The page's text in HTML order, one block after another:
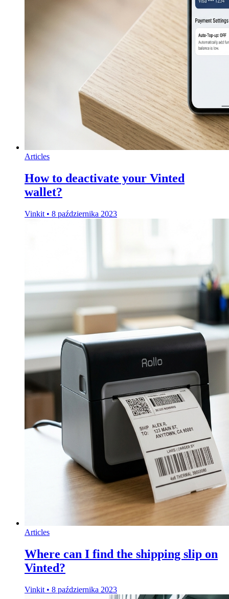
Articles
How to deactivate your Vinted
wallet?
Vinkit • 8 października 2023
Articles
Where can I find the shipping slip on
Vinted?
Vinkit • 8 października 2023